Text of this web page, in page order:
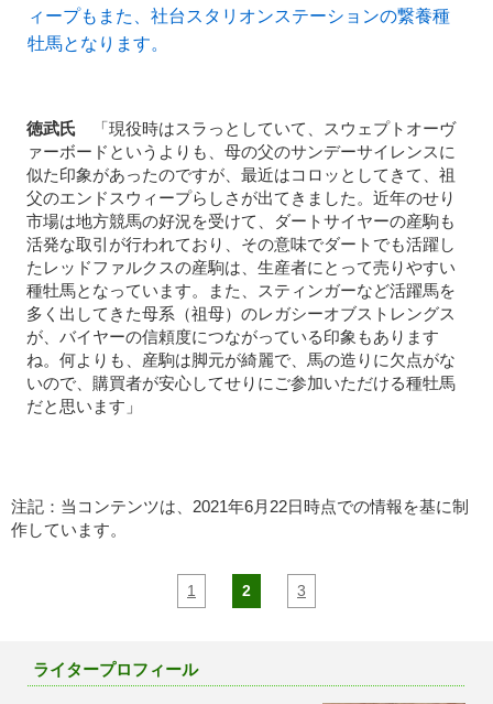
ィープもまた、社台スタリオンステーションの繋養種
牡馬となります。
徳武氏 「現役時はスラっとしていて、スウェプトオーヴ
ァーボードというよりも、母の父のサンデーサイレンスに
似た印象があったのですが、最近はコロッとしてきて、祖
父のエンドスウィープらしさが出てきました。近年のせり
市場は地方競馬の好況を受けて、ダートサイヤーの産駒も
活発な取引が行われており、その意味でダートでも活躍し
たレッドファルクスの産駒は、生産者にとって売りやすい
種牡馬となっています。また、スティンガーなど活躍馬を
多く出してきた母系（祖母）のレガシーオブストレングス
が、バイヤーの信頼度につながっている印象もあります
ね。何よりも、産駒は脚元が綺麗で、馬の造りに欠点がな
いので、購買者が安心してせりにご参加いただける種牡馬
だと思います」
注記：当コンテンツは、2021年6月22日時点での情報を基に制
作しています。
1 2 3
ライタープロフィール